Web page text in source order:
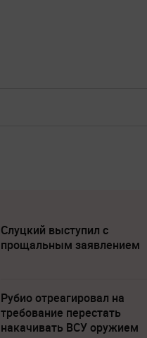
Слуцкий выступил с
прощальным заявлением
Рубио отреагировал на
требование перестать
накачивать ВСУ оружием